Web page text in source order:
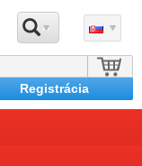
Registrácia